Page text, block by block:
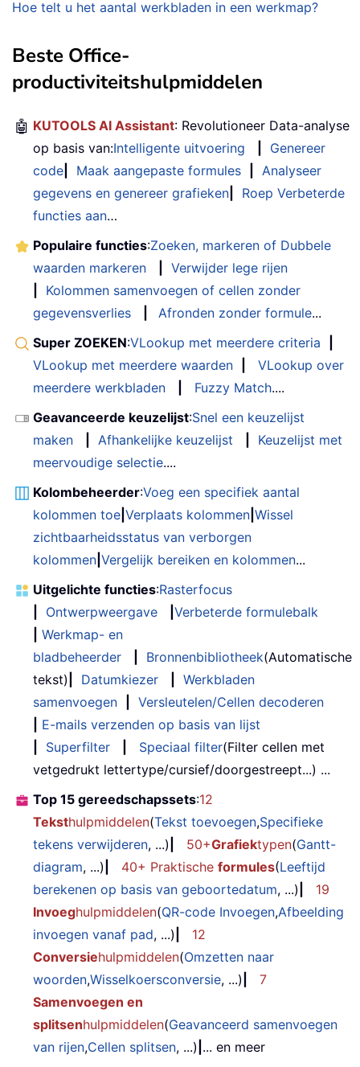
Hoe telt u het aantal werkbladen in een werkmap?
Beste Office-
productiviteitshulpmiddelen
🤖 KUTOOLS AI Assistant: Revolutioneer Data-analyse
op basis van:Intelligente uitvoering
Genereer
code
Maak aangepaste formules
Analyseer
gegevens en genereer grafieken
Roep Verbeterde
functies aan…
Populaire functies:Zoeken, markeren of Dubbele
waarden markeren
Verwijder lege rijen
Kolommen samenvoegen of cellen zonder
gegevensverlies
Afronden zonder formule...
Super ZOEKEN:VLookup met meerdere criteria
VLookup met meerdere waarden
VLookup over
meerdere werkbladen
Fuzzy Match....
Geavanceerde keuzelijst:Snel een keuzelijst
maken
Afhankelijke keuzelijst
Keuzelijst met
meervoudige selectie....
Kolombeheerder:Voeg een specifiek aantal
kolommen toe Verplaats kolommen Wissel
zichtbaarheidsstatus van verborgen
kolommen Vergelijk bereiken en kolommen...
Uitgelichte functies:Rasterfocus
Ontwerpweergave
Verbeterde formulebalk
Werkmap- en
bladbeheerder
Bronnenbibliotheek(Automatische
tekst)
Datumkiezer
Werkbladen
samenvoegen
Versleutelen/Cellen decoderen
E-mails verzenden op basis van lijst
Superfilter Speciaal filter(Filter cellen met
vetgedrukt lettertype/cursief/doorgestreept...) ...
Top 15 gereedschapssets:12
Teksthulpmiddelen(Tekst toevoegen,Specifieke
tekens verwijderen, ...) 50+Grafiektypen(Gantt-
diagram, ...) 40+ Praktische formules(Leeftijd
berekenen op basis van geboortedatum, ...)
19
Invoeghulpmiddelen(QR-code Invoegen,Afbeelding
invoegen vanaf pad, ...)
12
Conversiehulpmiddelen(Omzetten naar
woorden,Wisselkoersconversie, ...)
7
Samenvoegen en
splitsenhulpmiddelen(Geavanceerd samenvoegen
van rijen,Cellen splitsen, ...) ... en meer